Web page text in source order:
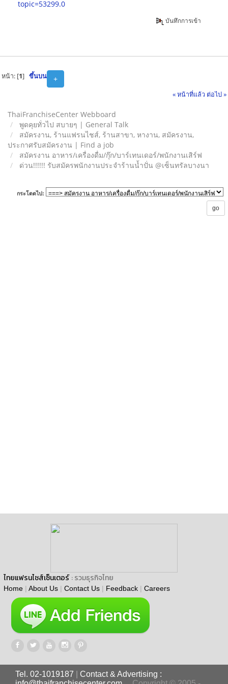
topic=53299.0
บันทึกการเข้า
+
หน้า: [1] ขึ้นบน
« หน้าที่แล้ว ต่อไป »
ThaiFranchiseCenter Webboard
พูดคุยทั่วไป สบายๆ | General Talk
สมัครงาน, ร้านแฟรนไชส์, ร้านสาขา, หางาน, สมัครงาน,
ประกาศรับสมัครงาน | Find a job
สมัครงาน อาหาร/เครื่องดื่ม/กุ๊ก/บาร์เทนเดอร์/พนักงานเสิร์ฟ
ด่วน!!!!!! รับสมัครพนักงานประจำร้านน้ำปั่น @เซ็นทรัลบางนา
กระโดดไป:
ไทยแฟรนไชส์เซ็นเตอร์ : รวมธุรกิจไทย
Home | About Us | Contact Us | Feedback | Careers
Tel. 02-1019187
Contact & Advertising :